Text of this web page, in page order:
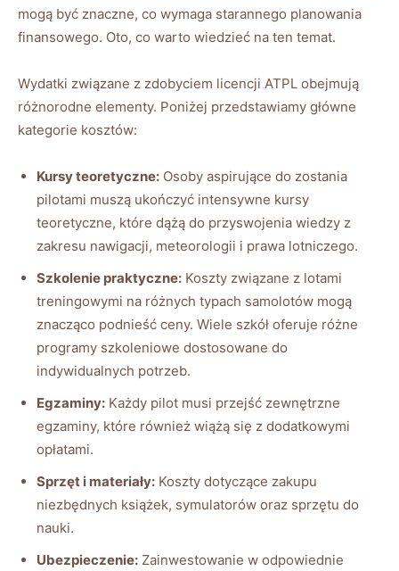
mogą być znaczne, co wymaga starannego planowania
finansowego. Oto, co warto wiedzieć na ten temat.
Wydatki związane z zdobyciem licencji ATPL obejmują
różnorodne elementy. Poniżej przedstawiamy główne
kategorie kosztów:
Kursy teoretyczne: Osoby aspirujące do zostania
pilotami muszą ukończyć intensywne kursy
teoretyczne, które dążą do przyswojenia wiedzy z
zakresu nawigacji, meteorologii i prawa lotniczego.
Szkolenie praktyczne: Koszty związane z lotami
treningowymi na różnych typach samolotów mogą
znacząco podnieść ceny. Wiele szkół oferuje różne
programy szkoleniowe dostosowane do
indywidualnych potrzeb.
Egzaminy: Każdy pilot musi przejść zewnętrzne
egzaminy, które również wiążą się z dodatkowymi
opłatami.
Sprzęt i materiały: Koszty dotyczące zakupu
niezbędnych książek, symulatorów oraz sprzętu do
nauki.
Ubezpieczenie: Zainwestowanie w odpowiednie